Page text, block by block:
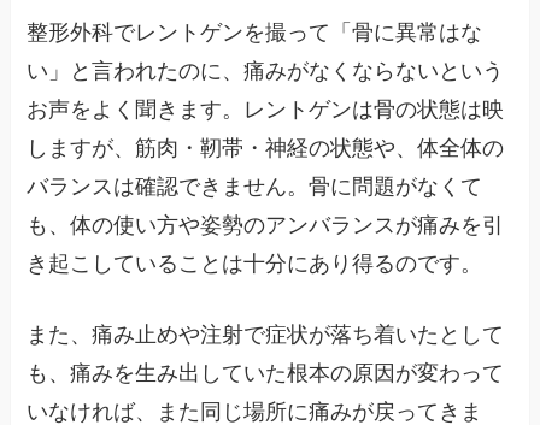
整形外科でレントゲンを撮って「骨に異常はな
い」と言われたのに、痛みがなくならないという
お声をよく聞きます。レントゲンは骨の状態は映
しますが、筋肉・靭帯・神経の状態や、体全体の
バランスは確認できません。骨に問題がなくて
も、体の使い方や姿勢のアンバランスが痛みを引
き起こしていることは十分にあり得るのです。
また、痛み止めや注射で症状が落ち着いたとして
も、痛みを生み出していた根本の原因が変わって
いなければ、また同じ場所に痛みが戻ってきま